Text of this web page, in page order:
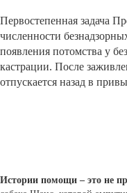
Первостепенная задача
численности
появления потомства у
кастрации. После
отпускается назад в
Истории помощи – это не